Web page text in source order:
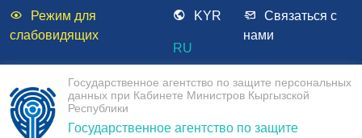
Режим для
слабовидящих
KYR
RU
Связаться с
нами
Государственное агентство по защите персональных
данных при Кабинете Министров Кыргызской
Республики
Государственное агентство по защите